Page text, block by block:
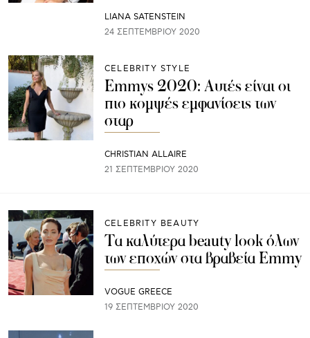
LIANA SATENSTEIN
24 ΣΕΠΤΕΜΒΡΊΟΥ 2020
CELEBRITY STYLE
Emmys 2020: Αυτές είναι οι
πιο κομψές εμφανίσεις των
σταρ
CHRISTIAN ALLAIRE
21 ΣΕΠΤΕΜΒΡΊΟΥ 2020
CELEBRITY BEAUTY
Tα καλύτερα beauty look όλων
των εποχών στα βραβεία Emmy
VOGUE GREECE
19 ΣΕΠΤΕΜΒΡΊΟΥ 2020